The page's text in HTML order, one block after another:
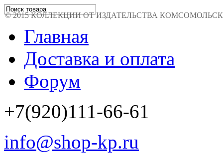
Главная
Доставка и оплата
Форум
+7(920)111-66-61
info@shop-kp.ru
© 2015 КОЛЛЕКЦИИ ОТ ИЗДАТЕЛЬСТВА